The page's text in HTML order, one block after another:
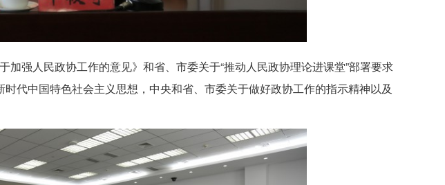
加强人民政协工作的意见》和省、市委关于“推动人民政协理论进课堂”部署要求
代中国特色社会主义思想，中央和省、市委关于做好政协工作的指示精神以及